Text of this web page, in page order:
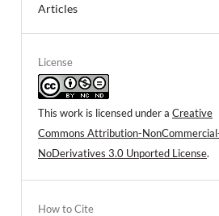
Articles
License
This work is licensed under a Creative
Commons Attribution-
NoDerivatives 3.0 Unported License.
How to Cite